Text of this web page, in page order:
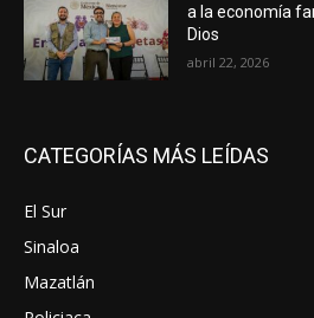
a la economía
Dios
abril 22, 2026
CATEGORÍAS MÁS LEÍDAS
El Sur
Sinaloa
Mazatlán